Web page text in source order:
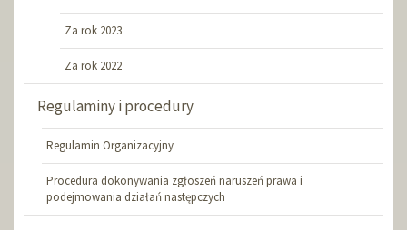
Za rok 2023
Za rok 2022
Regulaminy i procedury
Regulamin Organizacyjny
Procedura dokonywania zgłoszeń naruszeń prawa i
podejmowania działań następczych